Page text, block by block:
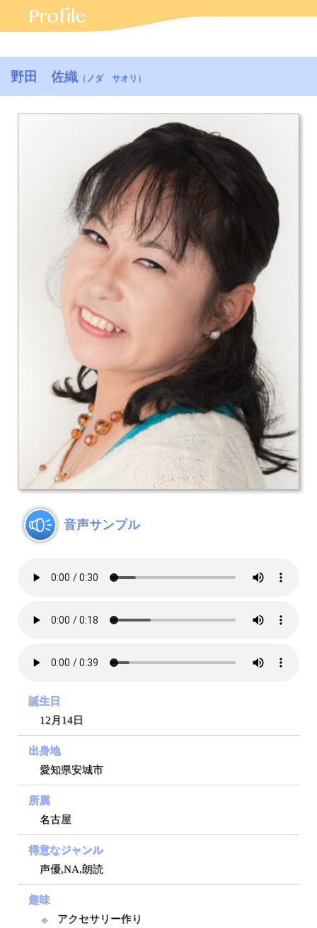
音声サンプル
野田 佐織 （ノダ サオリ）
誕生日
12月14日
出身地
愛知県安城市
所属
名古屋
得意なジャンル
声優,NA,朗読
趣味
アクセサリー作り